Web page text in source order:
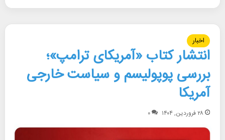
اخبار
انتشار کتاب «آمریکای ترامپ»؛
بررسی پوپولیسم و سیاست خارجی
آمریکا
۲۸ فروردین, ۱۴۰۴ ۰